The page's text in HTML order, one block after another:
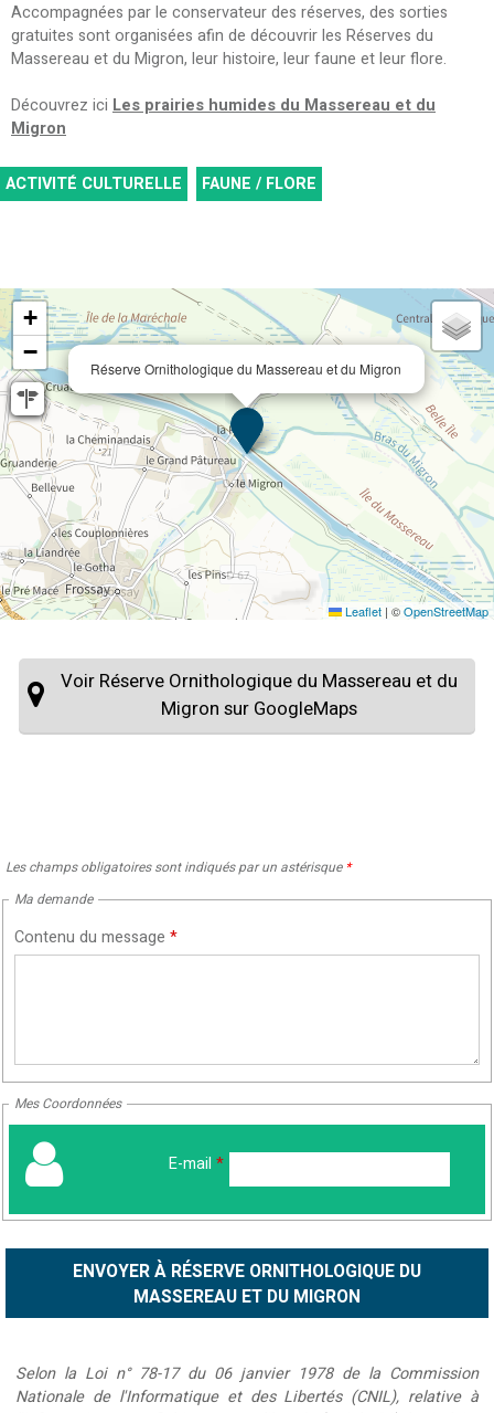
Accompagnées par le conservateur des réserves, des sorties
gratuites sont organisées afin de découvrir les Réserves du
Massereau et du Migron, leur histoire, leur faune et leur flore.
Découvrez ici Les prairies humides du Massereau et du
Migron
ACTIVITÉ CULTURELLE FAUNE / FLORE
Réserve Ornithologique du Massereau et du Migron
+
−
Leaflet | ©OpenStreetMap
Voir Réserve Ornithologique du Massereau et du
Migron sur GoogleMaps
Les champs obligatoires sont indiqués par un astérisque *
Ma demande
Contenu du message *
Mes Coordonnées
E-mail *
Selon la Loi n° 78-17 du 06 janvier 1978 de la Commission
Nationale de l'Informatique et des Libertés (CNIL), relative à